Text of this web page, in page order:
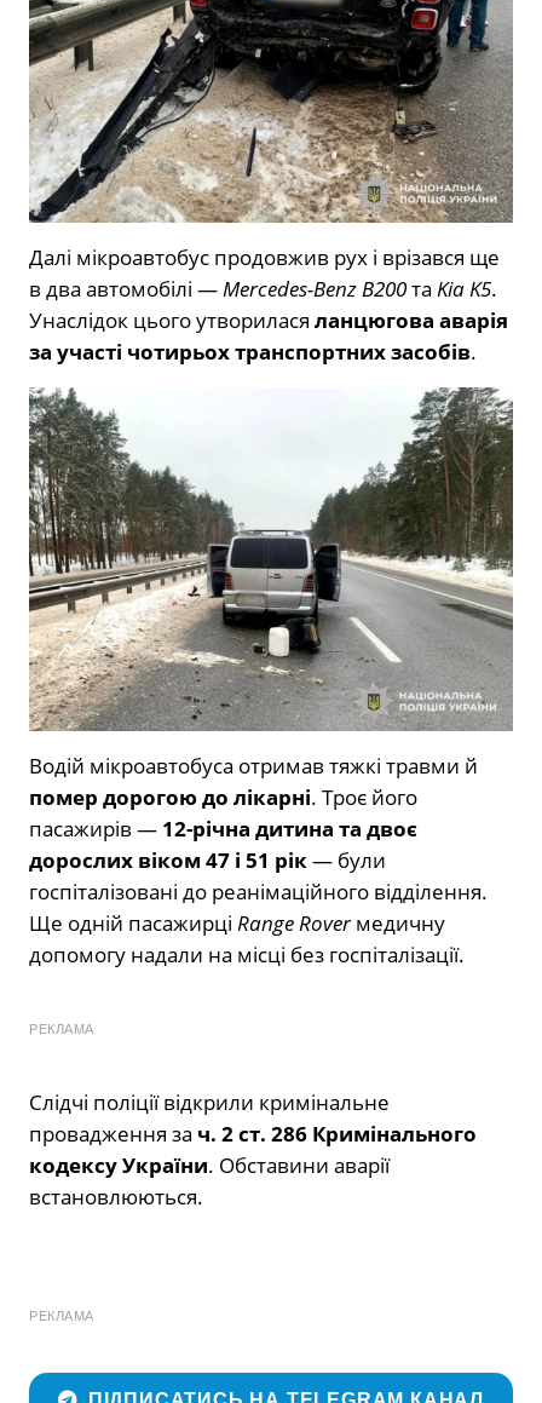
Далі мікроавтобус продовжив рух і врізався ще
в два автомобілі —Mercedes-Benz B200та Kia K5.
Унаслідок цього утворилася ланцюгова аварія
за участі чотирьох транспортних засобів.
Водій мікроавтобуса отримав тяжкі травми й
помер дорогою до лікарні. Троє його
пасажирів — 12-річна дитина та двоє
дорослих віком 47 і 51 рік — були
госпіталізовані до реанімаційного відділення.
Ще одній пасажирці Range Roverмедичну
допомогу надали на місці без госпіталізації.
РЕКЛАМА
Слідчі поліції відкрили кримінальне
провадження за ч. 2 ст. 286 Кримінального
кодексу України. Обставини аварії
встановлюються.
РЕКЛАМА